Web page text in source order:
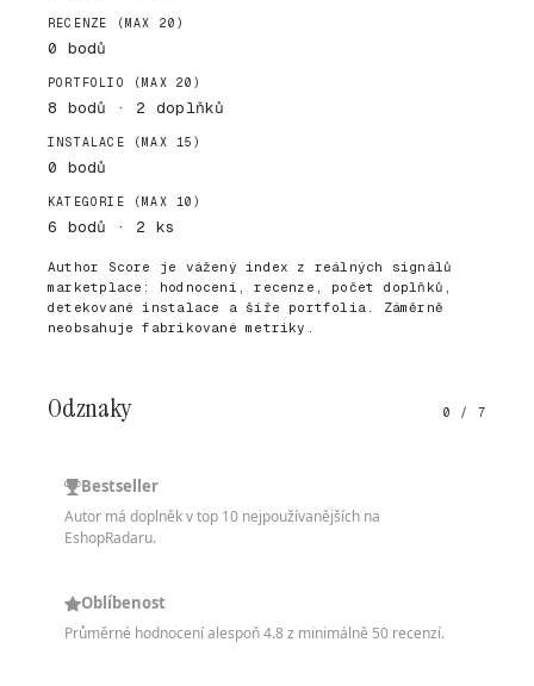
RECENZE (MAX 20)
0 bodů
PORTFOLIO (MAX 20)
8 bodů · 2 doplňků
INSTALACE (MAX 15)
0 bodů
KATEGORIE (MAX 10)
6 bodů · 2 ks
Author Score je vážený index z reálných signálů
marketplace: hodnocení, recenze, počet doplňků,
detekované instalace a šíře portfolia. Záměrně
neobsahuje fabrikované metriky.
Odznaky 0 / 7
Bestseller
Autor má doplněk v top 10 nejpoužívanějších na
EshopRadaru.
Oblíbenost
Průměrné hodnocení alespoň 4.8 z minimálně 50 recenzí.